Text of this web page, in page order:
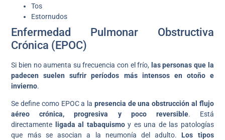
Tos
Estornudos
Enfermedad Pulmonar Obstructiva
Crónica (EPOC)
Si bien no aumenta su frecuencia con el frío, las personas que la
padecen suelen sufrir períodos más intensos en otoño e
invierno.
Se define como EPOC a la presencia de una obstrucción al flujo
aéreo crónica, progresiva y poco reversible. Está
directamente
ligada al tabaquismoy es una de las patologías
que más se asocian a la neumonía del adulto. Los tipos